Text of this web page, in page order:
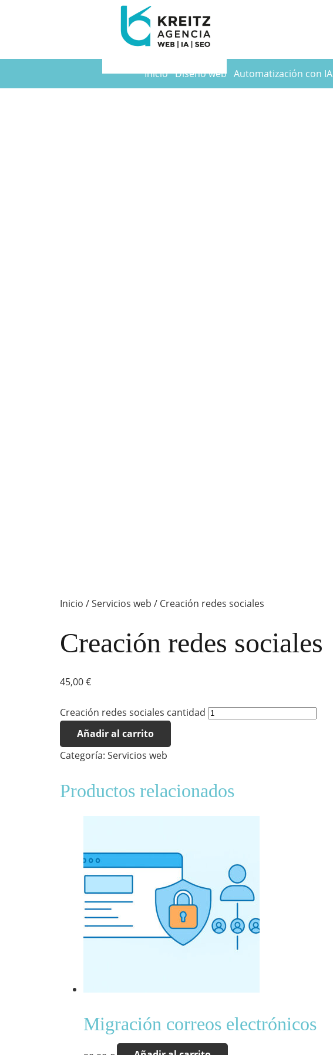
Inicio Diseño web Automatización con IA
Inicio /Servicios web / Creación redes sociales
Creación redes sociales
45,00€
Creación redes sociales cantidad
Añadir al carrito
Categoría: Servicios web
Productos relacionados
Migración correos electrónicos